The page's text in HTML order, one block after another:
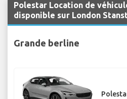
Polestar Location de
disponible sur London
Grande berline